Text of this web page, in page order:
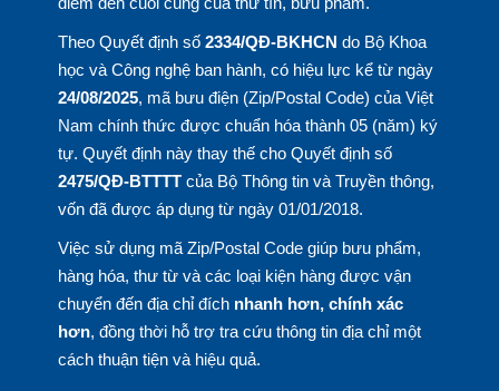
Theo Quyết định số 2334/QĐ-BKHCN do Bộ Khoa
học và Công nghệ ban hành, có hiệu lực kể từ ngày
24/08/2025, mã bưu điện (Zip/Postal Code) của Việt
Nam chính thức được chuẩn hóa thành 05 (năm) ký
tự. Quyết định này thay thế cho Quyết định số
2475/QĐ-BTTTTcủa Bộ Thông tin và Truyền thông,
vốn đã được áp dụng từ ngày 01/01/2018.
Việc sử dụng mã Zip/Postal Code giúp bưu phẩm,
hàng hóa, thư từ và các loại kiện hàng được vận
chuyển đến địa chỉ đích nhanh hơn, chính xác
hơn, đồng thời hỗ trợ tra cứu thông tin địa chỉ một
cách thuận tiện và hiệu quả.